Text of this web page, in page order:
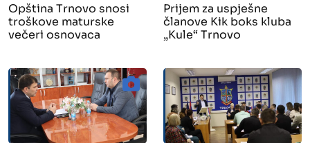
Opština Trnovo snosi
troškove maturske
večeri osnovaca
Prijem za uspješne
članove Kik boks kluba
„Kule“ Trnovo